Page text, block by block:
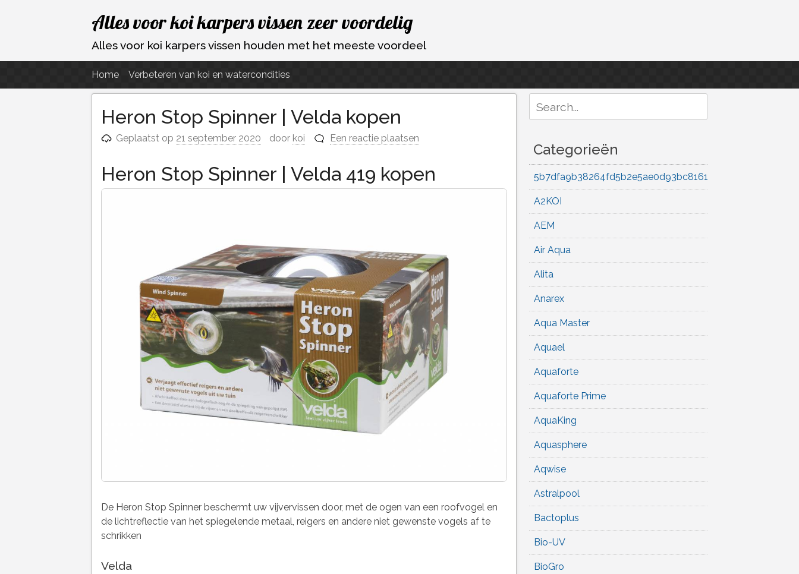
Ga
naar
de
Alles voor koi karpers vissen zeer voordelig
Alles voor koi karpers vissen houden met het meeste voordeel
Home Verbeteren van koi en watercondities
Heron Stop Spinner | Velda kopen
Geplaatst op 21 september 2020 door koi Een reactie plaatsen
Heron Stop Spinner | Velda 419 kopen
De Heron Stop Spinner beschermt uw vijvervissen door, met de ogen van een roofvogel en
de lichtreflectie van het spiegelende metaal, reigers en andere niet gewenste vogels af te
schrikken
Velda
for:
Categorieën
5b7dfa9b38264fd5b2e5ae0d93bc8161
A2KOI
AEM
Air Aqua
Alita
Anarex
Aqua Master
Aquael
Aquaforte
Aquaforte Prime
AquaKing
Aquasphere
Aqwise
Astralpool
Bactoplus
Bio-UV
BioGro